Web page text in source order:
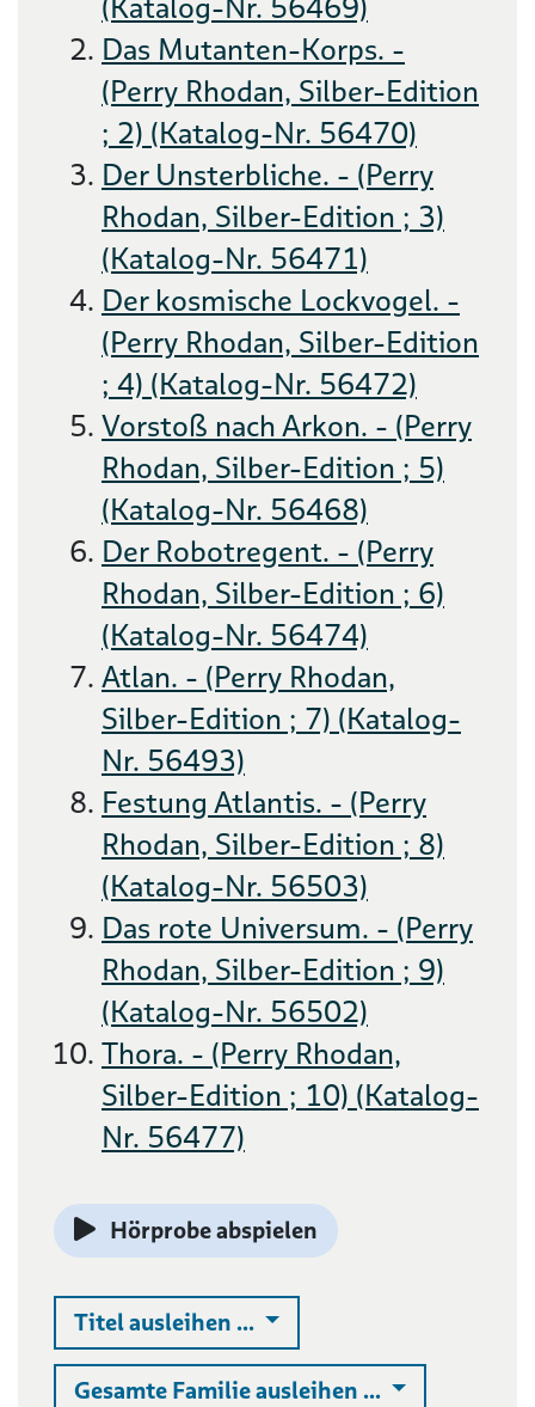
Das Mutanten-Korps. -
(Perry Rhodan, Silber-Edition
; 2) (Katalog-Nr. 56470)
Der Unsterbliche. - (Perry
Rhodan, Silber-Edition ; 3)
(Katalog-Nr. 56471)
Der kosmische Lockvogel. -
(Perry Rhodan, Silber-Edition
; 4) (Katalog-Nr. 56472)
Vorstoß nach Arkon. - (Perry
Rhodan, Silber-Edition ; 5)
(Katalog-Nr. 56468)
Der Robotregent. - (Perry
Rhodan, Silber-Edition ; 6)
(Katalog-Nr. 56474)
Atlan. - (Perry Rhodan,
Silber-Edition ; 7) (Katalog-
Nr. 56493)
Festung Atlantis. - (Perry
Rhodan, Silber-Edition ; 8)
(Katalog-Nr. 56503)
Das rote Universum. - (Perry
Rhodan, Silber-Edition ; 9)
(Katalog-Nr. 56502)
Thora. - (Perry Rhodan,
Silber-Edition ; 10) (Katalog-
Nr. 56477)
Hörprobe abspielen
Titel ausleihen ... Auswahlliste ausklappen
Gesamte Familie ausleihen ... Auswahlliste